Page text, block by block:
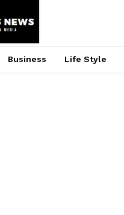
Business Life Style